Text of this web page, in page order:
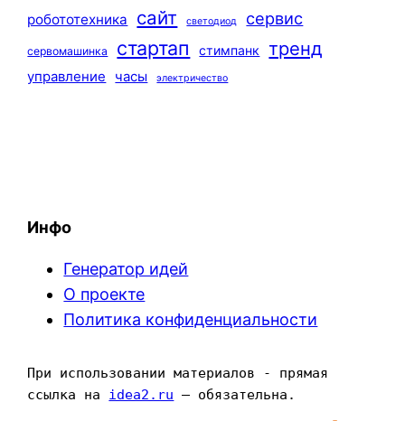
робототехника сайт светодиод сервис
сервомашинка стартап стимпанк тренд
управление часы электричество
Инфо
Генератор идей
О проекте
Политика конфиденциальности
При использовании материалов - прямая
ссылка на idea2.ru — обязательна.